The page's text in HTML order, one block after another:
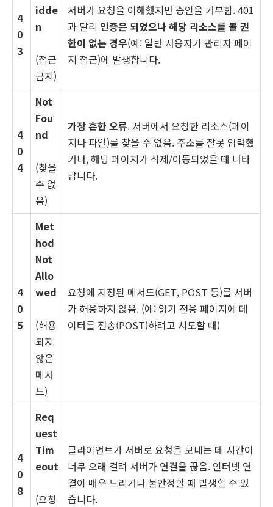
4
0
3
idde
n
(접근
금지)
서버가 요청을 이해했지만 승인을 거부함. 401
과 달리 인증은 되었으나 해당 리소스를 볼 권
한이 없는 경우(예: 일반 사용자가 관리자 페이
지 접근)에 발생합니다.
4
0
4
Not
Fou
nd
(찾을
수 없
음)
가장 흔한 오류. 서버에서 요청한 리소스(페이
지나 파일)를 찾을 수 없음. 주소를 잘못 입력했
거나, 해당 페이지가 삭제/이동되었을 때 나타
납니다.
4
0
5
Met
hod
Not
Allo
wed
(허용
되지
않은
메서
드)
요청에 지정된 메서드(GET, POST 등)를 서버
가 허용하지 않음. (예: 읽기 전용 페이지에 데
이터를 전송(POST)하려고 시도할 때)
4
0
8
Req
uest
Tim
eout
(요청
클라이언트가 서버로 요청을 보내는 데 시간이
너무 오래 걸려 서버가 연결을 끊음. 인터넷 연
결이 매우 느리거나 불안정할 때 발생할 수 있
습니다.